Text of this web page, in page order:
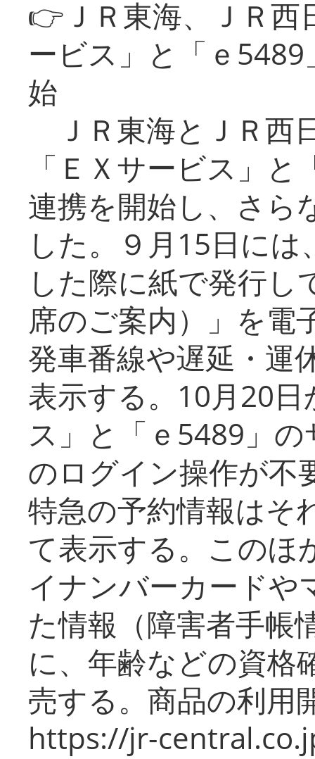
👉ＪＲ東海、ＪＲ
ービス」と「ｅ
始
ＪＲ東海とＪＲ西
「ＥＸサービス」
連携を開始し、さら
した。９月15日に
した際に紙で発行し
席のご案内）」を電
発車番線や遅延・運
表示する。10月20
ス」と「ｅ5489」
のログイン操作が不
特急の予約情報はそ
て表示する。このほ
イナンバーカードや
た情報（障害者手帳
に、年齢などの資格
売する。商品の利用
https://jr-